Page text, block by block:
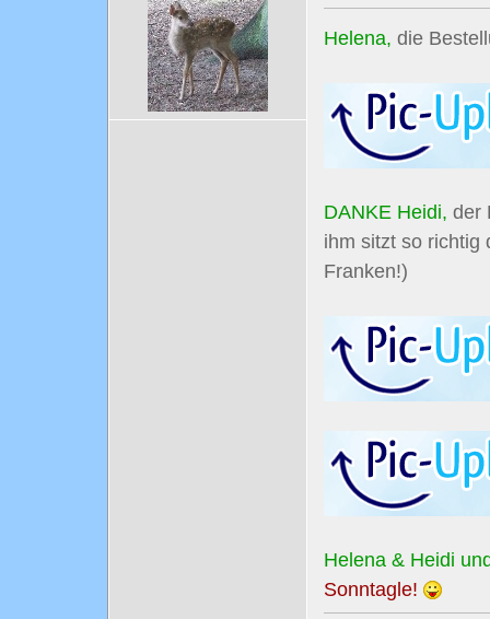
Helena, die
DANKE Heidi, der
ihm sitzt so richtig
Franken!)
Helena & Heidi
Sonntagle!